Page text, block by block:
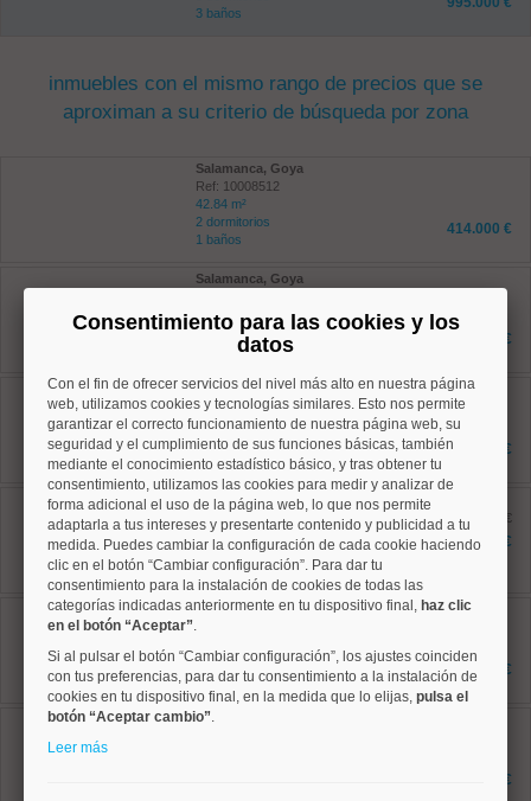
3 baños
inmuebles con el mismo rango de precios que se
aproximan a su criterio de búsqueda por zona
Salamanca, Goya
Ref: 10008512
42.84 m²
2 dormitorios
1 baños
414.000 €
Salamanca, Goya
59 m²
1 dormitorios
1 baños
549.000 €
Chamberí, Trafalgar
Ref: 10008944
66 m²
2 dormitorios
1 baños
599.900 €
Salamanca, Goya
Ref: 10008816
73 m²
2 dormitorios
1 baños
antes 649.000 €
576.900 €
Salamanca, Guindalera
Ref: 10008947
1 dormitorios
1 baños
398.000 €
Salamanca, Guindalera
393.000 €
Consentimiento para las cookies y los
datos
Con el fin de ofrecer servicios del nivel más alto en nuestra página
web, utilizamos cookies y tecnologías similares. Esto nos permite
garantizar el correcto funcionamiento de nuestra página web, su
seguridad y el cumplimiento de sus funciones básicas, también
mediante el conocimiento estadístico básico, y tras obtener tu
consentimiento, utilizamos las cookies para medir y analizar de
forma adicional el uso de la página web, lo que nos permite
adaptarla a tus intereses y presentarte contenido y publicidad a tu
medida. Puedes cambiar la configuración de cada cookie haciendo
clic en el botón “Cambiar configuración”. Para dar tu
consentimiento para la instalación de cookies de todas las
categorías indicadas anteriormente en tu dispositivo final, haz clic
en el botón “Aceptar”.
Si al pulsar el botón “Cambiar configuración”, los ajustes coinciden
con tus preferencias, para dar tu consentimiento a la instalación de
cookies en tu dispositivo final, en la medida que lo elijas, pulsa el
botón “Aceptar cambio”.
Leer más